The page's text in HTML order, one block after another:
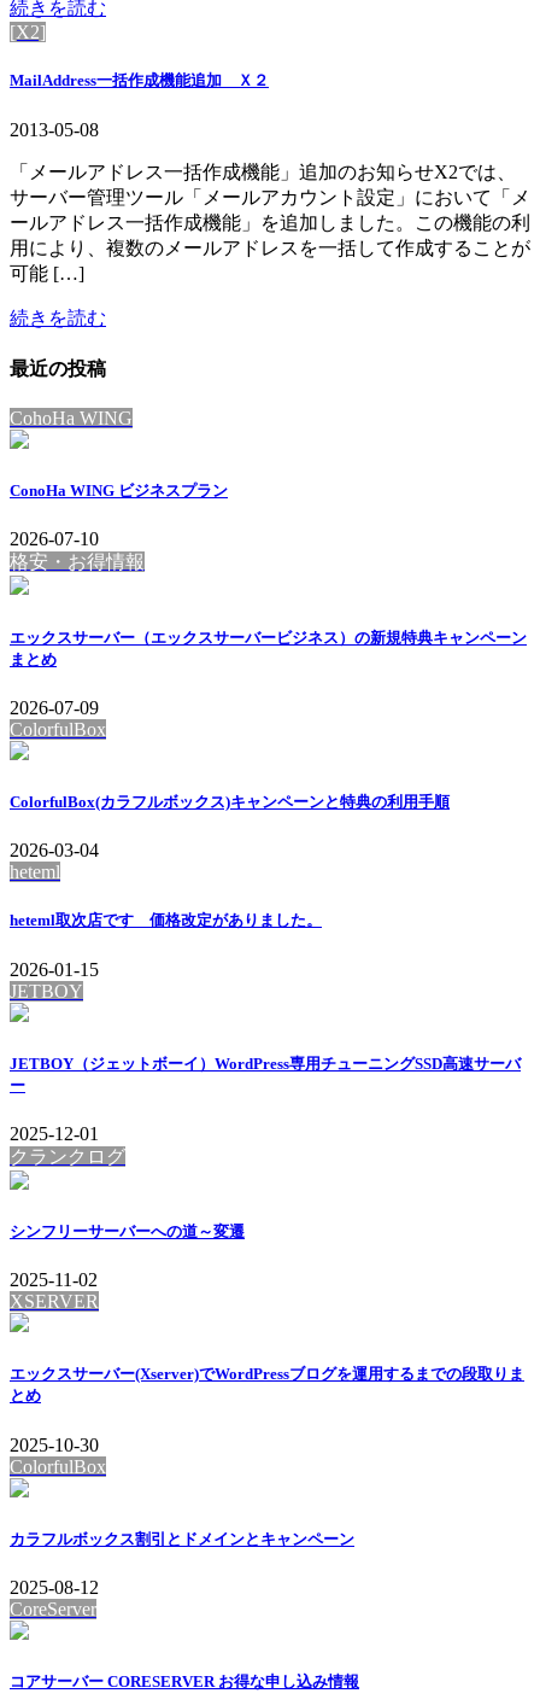
続きを読む
[X2]
MailAddress一括作成機能追加 Ｘ２
2013-05-08
「メールアドレス一括作成機能」追加のお知らせX2では、
サーバー管理ツール「メールアカウント設定」において「メ
ールアドレス一括作成機能」を追加しました。この機能の利
用により、複数のメールアドレスを一括して作成することが
可能 […]
続きを読む
最近の投稿
CohoHa WING
ConoHa WING ビジネスプラン
2026-07-10
格安・お得情報
エックスサーバー（エックスサーバービジネス）の新規特典キャンペーン
まとめ
2026-07-09
ColorfulBox
ColorfulBox(カラフルボックス)キャンペーンと特典の利用手順
2026-03-04
heteml
heteml取次店です 価格改定がありました。
2026-01-15
JETBOY
JETBOY（ジェットボーイ）WordPress専用チューニングSSD高速サーバ
ー
2025-12-01
クランクログ
シンフリーサーバーへの道～変遷
2025-11-02
XSERVER
エックスサーバー(Xserver)でWordPressブログを運用するまでの段取りま
とめ
2025-10-30
ColorfulBox
カラフルボックス割引とドメインとキャンペーン
2025-08-12
CoreServer
コアサーバー CORESERVER お得な申し込み情報